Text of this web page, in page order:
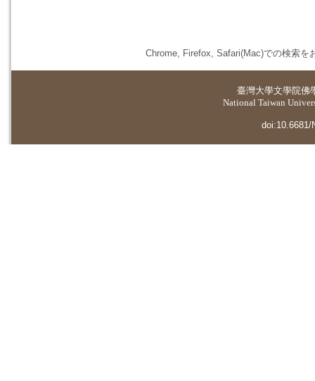
Chrome, Firefox, Safari(Mac)での検索を
臺灣大學文學院佛
National Taiwan
doi:10.6681/